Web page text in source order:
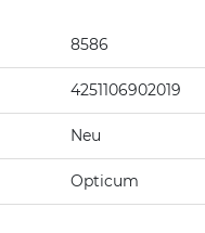
8586
4251106902019
Neu
Opticum